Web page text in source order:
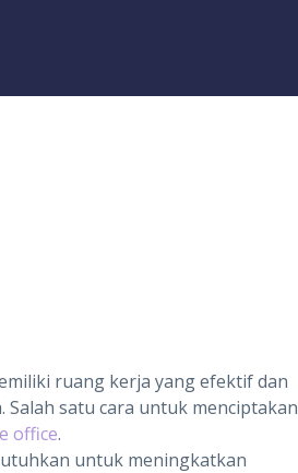
ruang kerja yang efektif dan
satu cara untuk menciptakan
office.
untuk meningkatkan